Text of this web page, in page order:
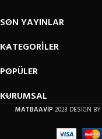
SON YAYINLAR
KATEGORİLER
POPÜLER
KURUMSAL
MATBAAVİP 2023 DESİGN BY